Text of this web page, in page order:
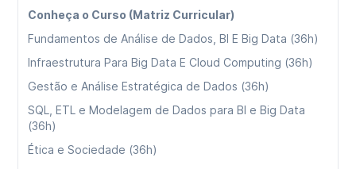
Conheça o Curso (Matriz Curricular)
Fundamentos de Análise de Dados, BI E Big Data (36h)
Infraestrutura Para Big Data E Cloud Computing (36h)
Gestão e Análise Estratégica de Dados (36h)
SQL, ETL e Modelagem de Dados para BI e Big Data
(36h)
Ética e Sociedade (36h)